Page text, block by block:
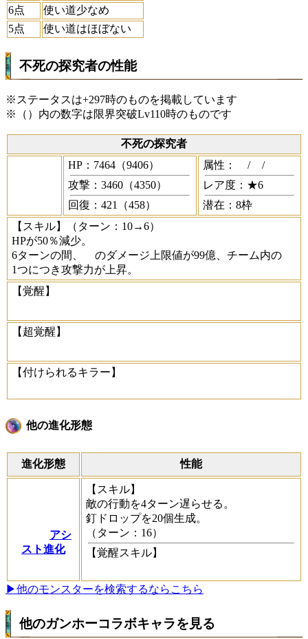
6点
使い道少なめ
5点
使い道はほぼない
不死の探究者の性能
※ステータスは+297時のものを掲載しています
※（）内の数字は限界突破Lv110時のものです
不死の探究者
HP：7464（9406）
攻撃：3460（4350）
回復：421（458）
属性： /
/
レア度：★6
潜在：8枠
【スキル】
（ターン：10→6）
HPが50％減少。
6ターンの間、
のダメージ上限値が99億、チーム内の
1つにつき攻撃力が上昇。
【覚醒】
【超覚醒】
【付けられるキラー】
他の進化形態
進化形態 性能
アシ
スト進化
【スキル】
敵の行動を4ターン遅らせる。
釘ドロップを20個生成。
（ターン：16）
【覚醒スキル】
▶他のモンスターを検索するならこちら
他のガンホーコラボキャラを見る